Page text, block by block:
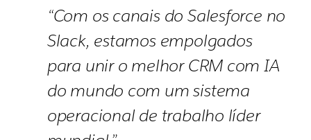
“Com os canais do Salesforce no
Slack, estamos empolgados
para unir o melhor CRM com IA
do mundo com um sistema
operacional de trabalho líder